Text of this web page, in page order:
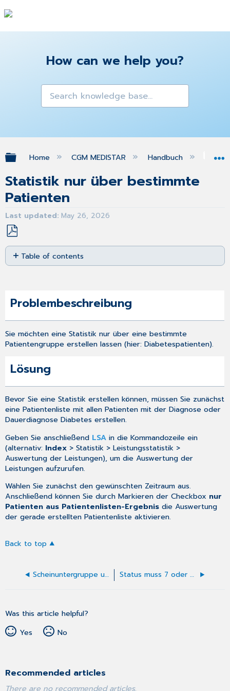
How can we help you?
Expand/collapse global hierarchy
Home CGM MEDISTAR Handbuch
Statistik nur über bestimmte
Patienten
Last updated May 26, 2026
Save
as
PDF
Table of contents
Problembeschreibung
Sie möchten eine Statistik nur über eine bestimmte
Patientengruppe erstellen lassen (hier: Diabetespatienten).
Lösung
Bevor Sie eine Statistik erstellen können, müssen Sie zunächst
einePatientenliste mit allen Patienten mit der Diagnose oder
Dauerdiagnose Diabetes erstellen.
Geben Sie anschließend LSA in die Kommandozeile ein
(alternativ: Index > Statistik > Leistungsstatistik >
Auswertung der Leistungen), um dieAuswertung der
Leistungen aufzurufen.
Wählen Sie zunächst den gewünschten Zeitraum aus.
Anschließend können Sie durch Markieren der Checkbox nur
Patienten aus Patientenlisten-Ergebnis die Auswertung
der gerade erstellten Patientenliste aktivieren.
Back to top
Scheinuntergruppe unzulässig Status muss 7 oder 8 sein
Was this article helpful?
Yes
No
Recommended articles
There are no recommended articles.